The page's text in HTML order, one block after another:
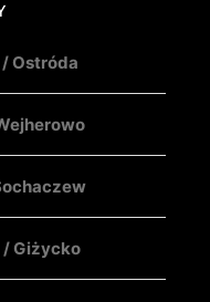
/ Ostróda
/ Giżycko